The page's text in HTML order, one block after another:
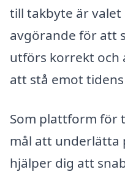
till takbyte är
avgörande för att
utförs korrekt och
att stå emot
Som plattform för
mål att underlätta
hjälper dig att